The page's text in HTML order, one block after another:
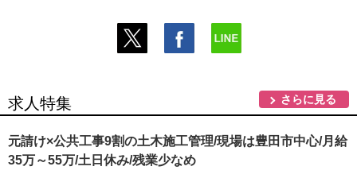
求人特集 さらに見る
元請け×公共工事9割の土木施工管理/現場は豊田市中心/月給
35万～55万/土日休み/残業少なめ